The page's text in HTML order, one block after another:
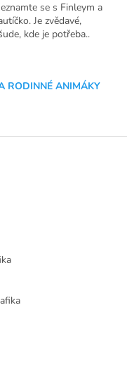
se s Finleym a
Je zvědavé,
kde je potřeba..
RODINNÉ ANIMÁKY